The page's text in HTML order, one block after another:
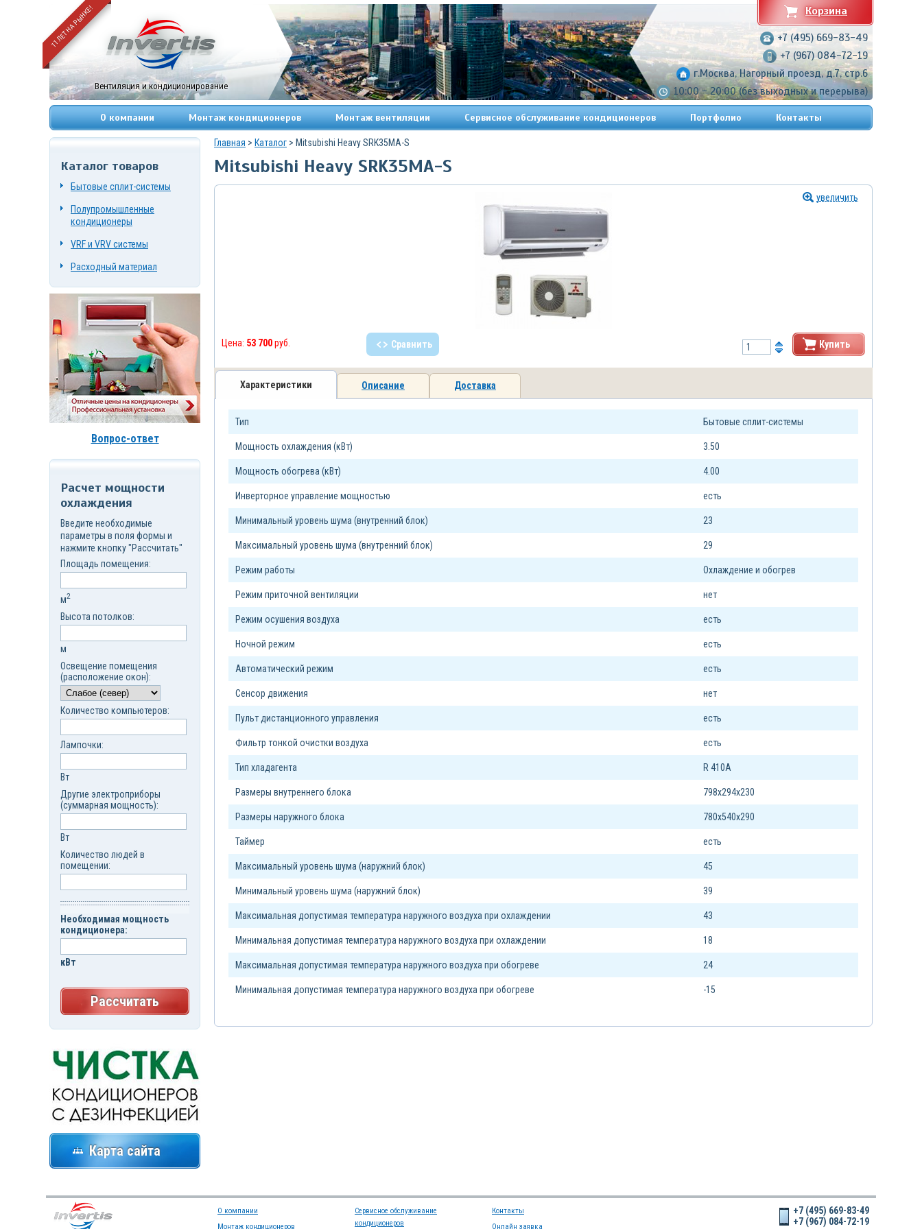
11 ЛЕТ НА РЫНКЕ!
Вентиляция и кондиционирование
+7 (495) 669-83-49
+7 (967) 084-72-19
г.Москва, Нагорный проезд, д.7, стр.6
10:00 - 20:00 (без выходных и перерыва)
Корзина
О компании Монтаж кондиционеров Монтаж вентиляции Сервисное обслуживание кондиционеров Портфолио Контакты
Главная > Каталог > Mitsubishi Heavy SRK35MA-S
Mitsubishi Heavy SRK35MA-S
увеличить
Цена: 53 700руб. Сравнить Купить
Характеристики Описание Доставка
Тип Бытовые сплит-системы
Мощность охлаждения (кВт) 3.50
Мощность обогрева (кВт) 4.00
Инверторное управление мощностью есть
Минимальный уровень шума (внутренний блок) 23
Максимальный уровень шума (внутренний блок) 29
Режим работы Охлаждение и обогрев
Режим приточной вентиляции нет
Режим осушения воздуха есть
Ночной режим есть
Автоматический режим есть
Сенсор движения нет
Пульт дистанционного управления есть
Фильтр тонкой очистки воздуха есть
Тип xладагента R 410A
Размеры внутреннего блока 798х294х230
Размеры наружного блока 780х540х290
Таймер есть
Максимальный уровень шума (наружний блок) 45
Минимальный уровень шума (наружний блок) 39
Максимальная допустимая температура наружного воздуха при охлаждении 43
Минимальная допустимая температура наружного воздуха при охлаждении 18
Максимальная допустимая температура наружного воздуха при обогреве 24
Минимальная допустимая температура наружного воздуха при обогреве -15
Каталог товаров
Бытовые сплит-системы
Полупромышленные
кондиционеры
VRF и VRV системы
Расходный материал
Вопрос-ответ
Расчет мощности
охлаждения
Введите необходимые
параметры в поля формы и
нажмите кнопку "Рассчитать"
Площадь помещения:
м2
Высота потолков:
м
Освещение помещения
(расположение окон):
Количество компьютеров:
Лампочки:
Вт
Другие электроприборы
(суммарная мощность):
Вт
Количество людей в
помещении:
Необходимая мощность
кондиционера:
кВт
Рассчитать
Карта сайта
О компании
Монтаж кондиционеров
Сервисное обслуживание
кондиционеров
Контакты
Онлайн заявка
+7 (495) 669-83-49
+7 (967) 084-72-19